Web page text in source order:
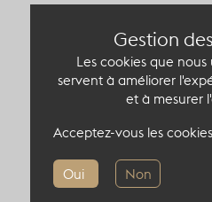
Vous souhaitez utiliser
showroom ? Le lieu peut
mobilier pour offrir un
neutre, laissant libre
Que ce soit pour une
ou un showroom
moderne saura mettre
Gestion
Les cookies que nous
servent à améliorer
et à mesurer
Oui Non
Acceptez-vous les